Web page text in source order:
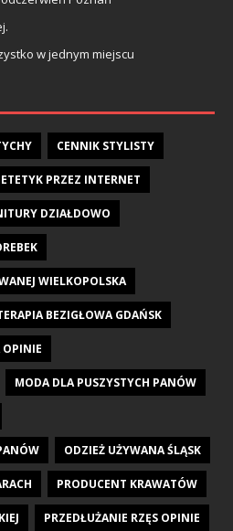
w jednym miejscu
CENNIK STYLISTY
PRZEZ INTERNET
DZIAŁDOWO
WIELKOPOLSKA
BEZIGŁOWA GDAŃSK
OPINIE
MODA DLA PUSZYSTYCH PANÓW
ODZIEŻ UŻYWANA ŚLĄSK
PRODUCENT KRAWATÓW
PRZEDŁUŻANIE RZĘS OPINIE